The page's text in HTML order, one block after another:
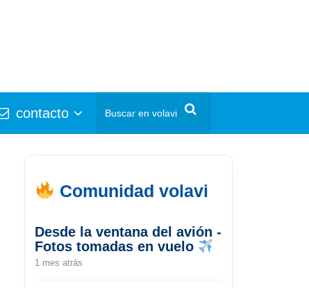
contacto
Comunidad volavi
Desde la ventana del avión -
Fotos tomadas en vuelo
1 mes atrás